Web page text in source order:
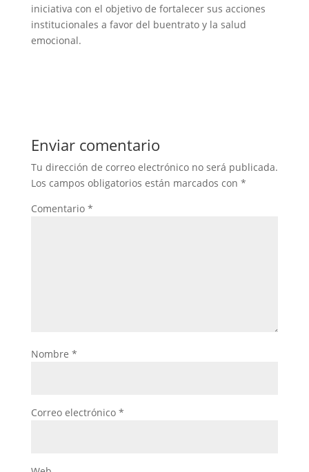
iniciativa con el objetivo de fortalecer sus acciones
institucionales a favor del buentrato y la salud
emocional.
Enviar comentario
Tu dirección de correo electrónico no será publicada.
Los campos obligatorios están marcados con *
Comentario *
Nombre *
Correo electrónico *